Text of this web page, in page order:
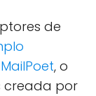
de
, o
creada por